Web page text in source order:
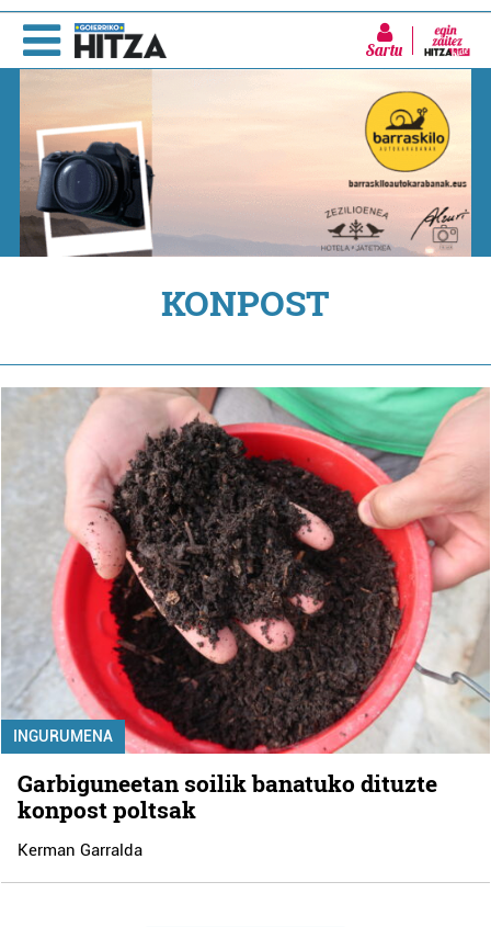
Sartu
KONPOST
INGURUMENA
Garbiguneetan soilik banatuko dituzte
konpost poltsak
Kerman Garralda